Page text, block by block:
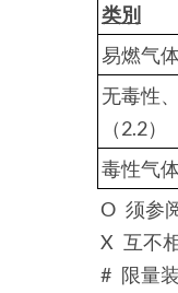
类別
易燃气
无毒性
（2.2）
毒性气
O 须参
X 互不
# 限量